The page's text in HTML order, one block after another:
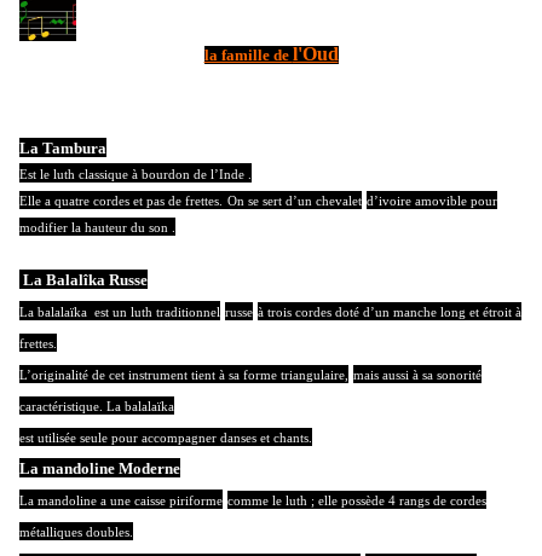
la famille de l'Oud
La Tambura
Est le luth classique à bourdon de l’Inde .
Elle a quatre cordes et pas de frettes.
On se sert d’un chevalet d’ivoire amovible pour
modifier la hauteur du son .
La Balalîka Russe
La balalaïka est un luth traditionnel russe à trois cordes doté d’un manche long et étroit à
frettes.
L’originalité de cet instrument tient à sa forme triangulaire, mais aussi à sa sonorité
caractéristique. La balalaïka
est utilisée seule pour accompagner danses et chants.
La mandoline Moderne
La mandoline a une caisse piriforme comme le luth ; elle possède 4 rangs de cordes
métalliques doubles.